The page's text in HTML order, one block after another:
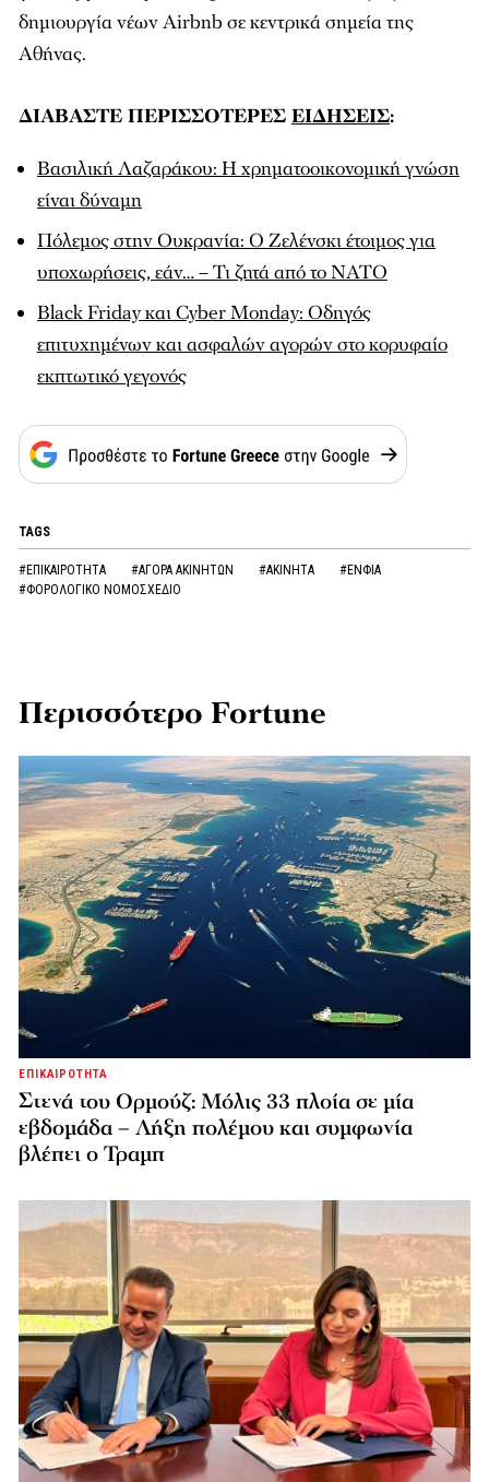
δημιουργία νέων Airbnb σε κεντρικά σημεία της
Αθήνας.
ΔΙΑΒΑΣΤΕ ΠΕΡΙΣΣΟΤΕΡΕΣ ΕΙΔΗΣΕΙΣ:
Βασιλική Λαζαράκου: Η χρηματοοικονομική γνώση
είναι δύναμη
Πόλεμος στην Ουκρανία: Ο Ζελένσκι έτοιμος για
υποχωρήσεις, εάν… – Τι ζητά από το ΝΑΤΟ
Black Friday και Cyber Monday: Οδηγός
επιτυχημένων και ασφαλών αγορών στο κορυφαίο
εκπτωτικό γεγονός
TAGS
#ΕΠΙΚΑΙΡΟΤΗΤΑ #ΑΓΟΡΑ ΑΚΙΝΗΤΩΝ #ΑΚΙΝΗΤΑ
#ΕΝΦΙΑ
#ΦΟΡΟΛΟΓΙΚΟ ΝΟΜΟΣΧΕΔΙΟ
Περισσότερο Fortune
ΕΠΙΚΑΙΡΟΤΗΤΑ
Στενά του Ορμούζ: Μόλις 33 πλοία σε μία
εβδομάδα – Λήξη πολέμου και συμφωνία
βλέπει ο Τραμπ